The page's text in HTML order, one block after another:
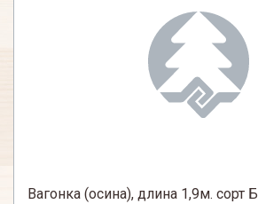
Вагонка (осина), длина 1,9м. сорт Б